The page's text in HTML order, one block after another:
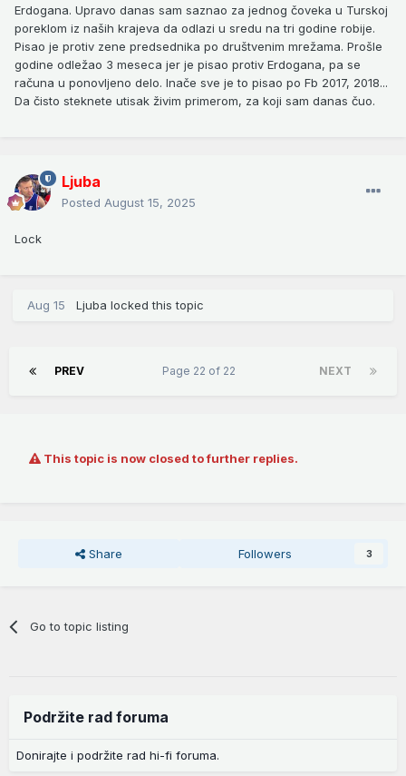
Erdogana. Upravo danas sam saznao za jednog čoveka u Turskoj
poreklom iz naših krajeva da odlazi u sredu na tri godine robije.
Pisao je protiv zene predsednika po društvenim mrežama. Prošle
godine odležao 3 meseca jer je pisao protiv Erdogana, pa se
računa u ponovljeno delo. Inače sve je to pisao po Fb 2017, 2018...
Da čisto steknete utisak živim primerom, za koji sam danas čuo.
Ljuba
Posted August 15, 2025
Lock
Aug 15 Ljuba locked this topic
PREV NEXT
Page 22 of 22
This topic is now closed to further replies.
Share Followers 3
Go to topic listing
Podržite rad foruma
Donirajte i podržite rad hi-fi foruma.